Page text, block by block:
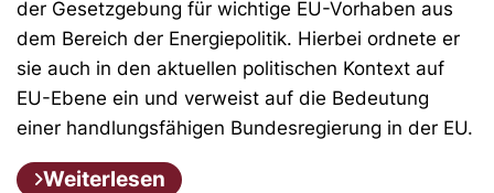
der Gesetzgebung für wichtige EU-Vorhaben aus
dem Bereich der Energiepolitik. Hierbei ordnete er
sie auch in den aktuellen politischen Kontext auf
EU-Ebene ein und verweist auf die Bedeutung
einer handlungsfähigen Bundesregierung in der EU.
Weiterlesen